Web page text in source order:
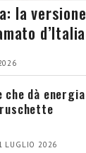
la versione
d’Italia
che dà energia
LUGLIO 2026